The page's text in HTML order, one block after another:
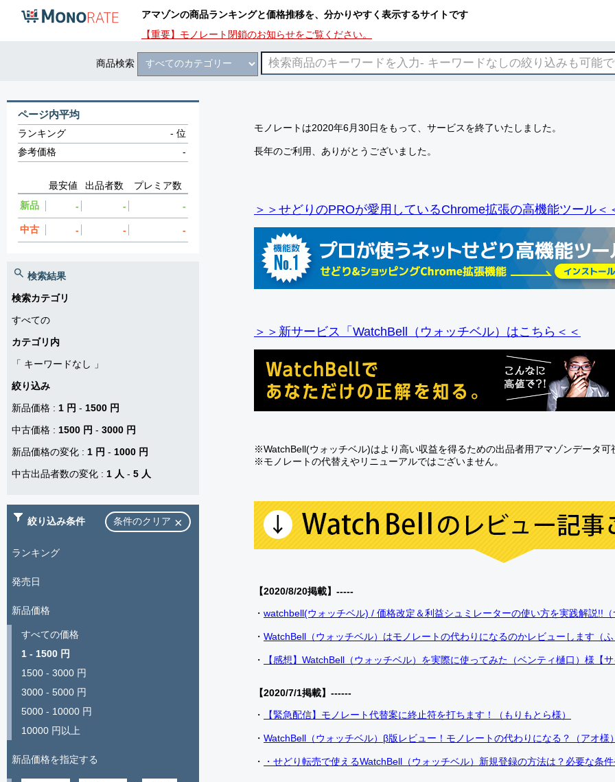
アマゾンの商品ランキングと価格推移を、分かりやすく表示するサイトです
【重要】モノレート閉鎖のお知らせをご覧ください。
商品検索
モノレートは2020年6月30日をもって、サービスを終了いたしました。
長年のご利用、ありがとうございました。
＞＞せどりのPROが愛用しているChrome拡張の高機能ツール＜
＞＞新サービス「WatchBell（ウォッチベル）はこちら＜＜
※WatchBell(ウォッチベル)はより高い収益を得るための出品者用アマゾンデータ可
※モノレートの代替えやリニューアルではございません。
【2020/8/20掲載】-----
・ watchbell(ウォッチベル) / 価格改定＆利益シュミレーターの使い方を実践解説!!
・ WatchBell（ウォッチベル）はモノレートの代わりになるのかレビューします（
・ 【感想】WatchBell（ウォッチベル）を実際に使ってみた（ベンティ樋口）様【
【2020/7/1掲載】------
・
【緊急配信】モノレート代替案に終止符を打ちます！（もりもとら様）
・ WatchBell（ウォッチベル）β版レビュー！モノレートの代わりになる？（アオ様
・ ・せどり転売で使えるWatchBell（ウォッチベル）新規登録の方法は？必要な条
ページ内平均
ランキング -位
参考価格
-
最安値 出品者数
プレミア数
新品
- - -
中古 - - -
検索結果
検索カテゴリ
すべての
カテゴリ内
「 キーワードなし
」
絞り込み
新品価格 : 1 円 - 1500 円
中古価格 : 1500 円 - 3000 円
新品価格の変化 : 1 円 - 1000 円
中古出品者数の変化 : 1 人 - 5 人
絞り込み条件 条件のクリア
ランキング
発売日
新品価格
すべての価格
1 - 1500 円
1500 - 3000 円
3000 - 5000 円
5000 - 10000 円
10000 円以上
新品価格を指定する